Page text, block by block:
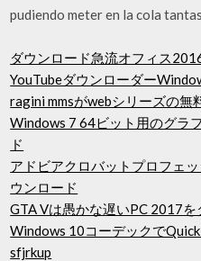
pudiendo meter en la cola tantas
ダウンロード急流オフィス
YouTubeダウンローダー
ragini mmsがwebシリーズの無
Windows 7 64ビット用のグラ
ド
アドビアクロバットプロフェ
ウンロード
GTA Vは愚かな遅いPC 2017を
Windows 10コーデックで
sfjrkup